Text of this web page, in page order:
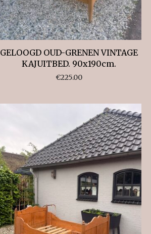
GELOOGD OUD-GRENEN VINTAGE
KAJUITBED. 90x190cm.
€225.00